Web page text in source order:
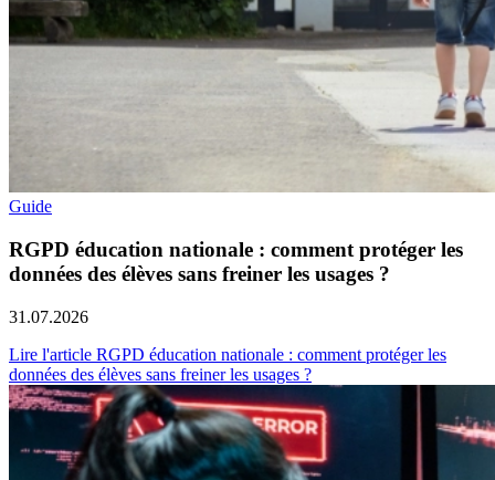
Guide
RGPD éducation nationale : comment protéger les
données des élèves sans freiner les usages ?
31.07.2026
Lire l'article RGPD éducation nationale : comment protéger les
données des élèves sans freiner les usages ?